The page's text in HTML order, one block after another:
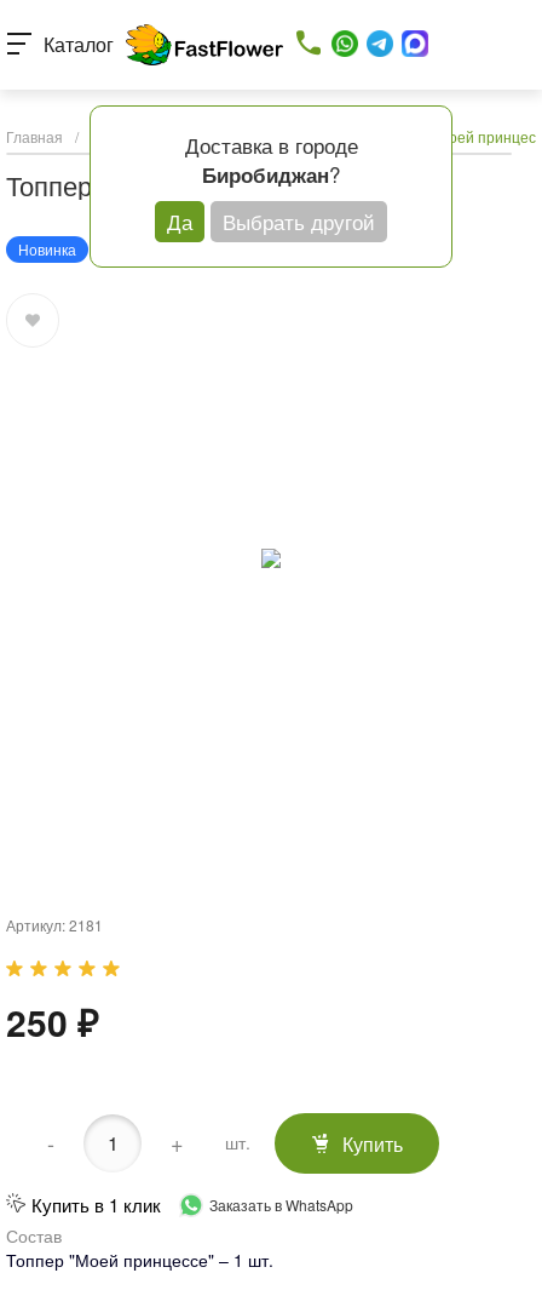
Доставка в городе
Биробиджан?
Да
Выбрать другой
Каталог
Главная / Каталог товаров Топпер «Моей
Топпер «Моей принцессе»
Новинка
Артикул:2181
250 ₽
- + шт. Купить
Купить в 1 клик Заказать в WhatsApp
Состав
Топпер "Моей принцессе" – 1 шт.